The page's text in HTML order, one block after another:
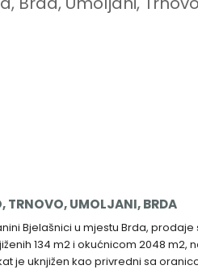
TRNOVO, UMOLJANI, BRDA
Bjelašnici u mjestu Brda, prodaje
134 m2 i okućnicom 2048 m2,
je uknjižen kao privredni sa